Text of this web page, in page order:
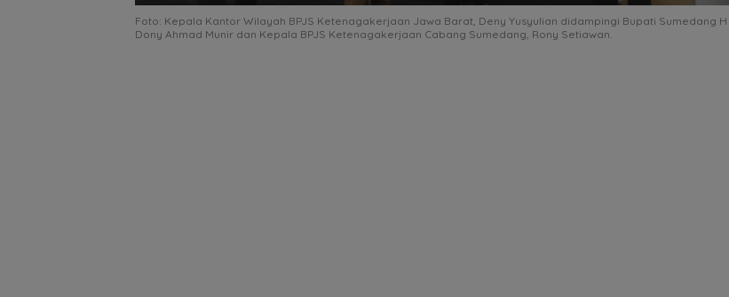
Foto: Kepala Kantor Wilayah BPJS Ketenagakerjaan Jawa Barat, Deny Yusyulian didampingi Bupati Sumedang H
Dony Ahmad Munir dan Kepala BPJS Ketenagakerjaan Cabang Sumedang, Rony Setiawan.